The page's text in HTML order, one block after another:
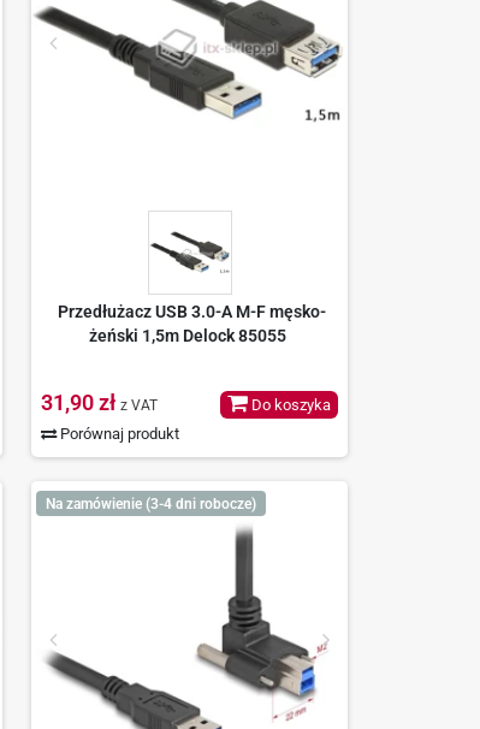
Przedłużacz USB 3.0-A M-F męsko-
żeński 1,5m Delock 85055
31,90 zł z VAT
Porównaj produkt
Do koszyka
Na zamówienie (3-4 dni robocze)